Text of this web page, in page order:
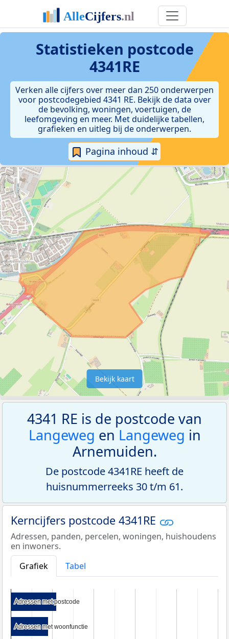
Statistieken postcode
4341RE
Verken alle cijfers over meer dan 250 onderwerpen
voor postcodegebied 4341 RE. Bekijk de data over
de bevolking, woningen, voertuigen, de
leefomgeving en meer. Met duidelijke tabellen,
grafieken en uitleg bij de onderwerpen.
Pagina inhoud ⇵
Bekijk kaart
4341 RE is de postcode van
Langeweg en Langeweg in
Arnemuiden.
De postcode 4341RE heeft de
huisnummerreeks 30 t/m 61.
Kerncijfers postcode 4341RE
Adressen, panden, percelen, woningen, huishoudens
en inwoners.
Grafiek
Tabel
Adressen met postcode
Adressen met postcode
Adressen met woonfunctie
Adressen met woonfunctie